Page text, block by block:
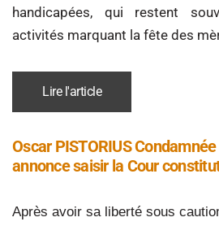
handicapées, qui restent
activités marquant la fête des
Lire l'article
Oscar PISTORIUS
annonce saisir la Cour
Après avoir sa liberté sous